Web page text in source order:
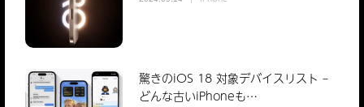
驚きのiOS 18 対象デバイスリスト –
どんな古いiPhoneも…